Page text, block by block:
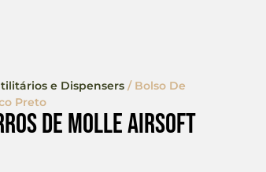
e Dispensers/ Bolso De
Preto
De Molle Airsoft